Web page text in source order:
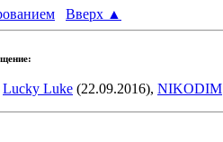
Вверх ▲
Lucky Luke (22.09.2016), NIKODIM